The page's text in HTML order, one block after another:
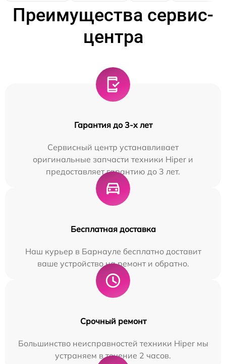
Преимущества сервис-
центра
Гарантия до 3-х лет
Сервисный центр устанавливает
оригинальные запчасти техники Hiper и
предоставляет гарантию до 3 лет.
Бесплатная доставка
Наш курьер в Барнауле бесплатно доставит
ваше устройство на ремонт и обратно.
Срочный ремонт
Большинство неисправностей техники Hiper мы
устраняем в течение 2 часов.